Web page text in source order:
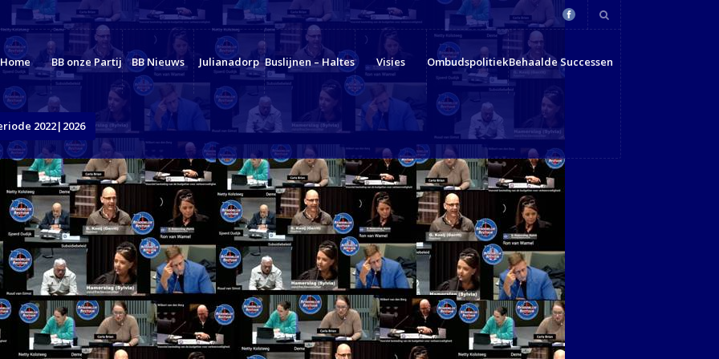
Home BB onze Partij BB Nieuws Julianadorp Buslijnen – Haltes Visies OmbudspolitiekBehaalde Successen
2022|2026